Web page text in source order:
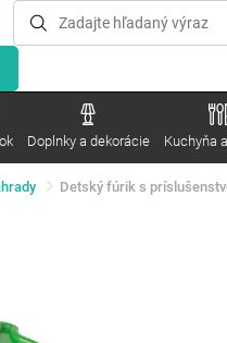
Doplnky a dekorácie Kuchyňa
Detský fúrik s